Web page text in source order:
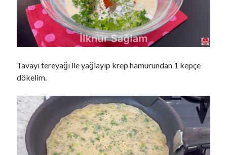
Tavayı tereyağı ile yağlayıp krep hamurundan 1 kepçe
dökelim.